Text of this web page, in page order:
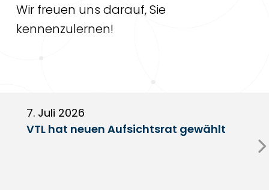
Wir freuen uns darauf, Sie
kennenzulernen!
7. Juli 2026
VTL hat neuen Aufsichtsrat gewählt